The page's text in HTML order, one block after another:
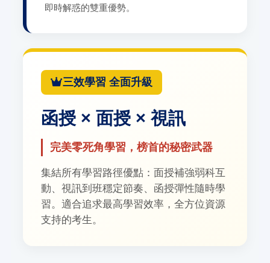
即時解惑的雙重優勢。
三效學習 全面升級
函授 × 面授 × 視訊
完美零死角學習，榜首的秘密武器
集結所有學習路徑優點：面授補強弱科互
動、視訊到班穩定節奏、函授彈性隨時學
習。適合追求最高學習效率，全方位資源
支持的考生。